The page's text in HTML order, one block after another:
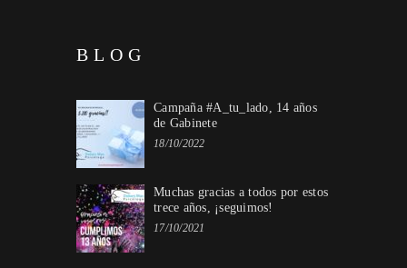
BLOG
Campaña #A_tu_lado, 14 años
de Gabinete
18/10/2022
Muchas gracias a todos por estos
trece años, ¡seguimos!
17/10/2021